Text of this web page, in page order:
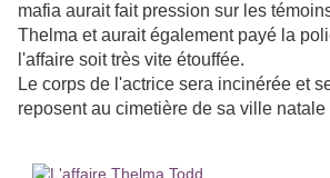
mafia aurait fait pression sur les
Thelma et aurait également payé la
l'affaire soit très vite étouffée.
Le corps de l'actrice sera incinérée et
reposent au cimetière de sa ville